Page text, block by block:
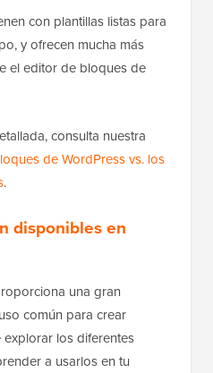
con plantillas listas para
y ofrecen mucha más
el editor de bloques de
consulta nuestra
de WordPress vs. los
.
disponibles en
una gran
común para crear
los diferentes
a usarlos en tu